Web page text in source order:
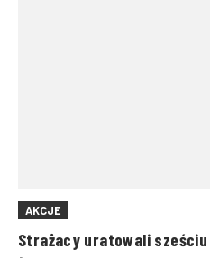
AKCJE
Strażacy uratowali sześciu